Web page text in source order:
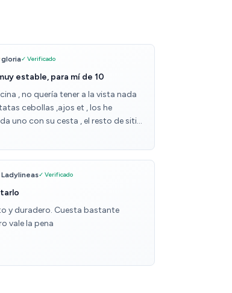
gloria✓ Verificado
estable, para mí de 10
, no quería tener a la vista nada
cebollas ,ajos et , los he
uno con su cesta , el resto de sitio
para latas etc , la ventaja son
hierro perforadas así está bien
un toque de diseño, queda
el primer mueble de esta marca y la
con creces , puede servir para
Ladylineas✓ Verificado
y duradero. Cuesta bastante
vale la pena